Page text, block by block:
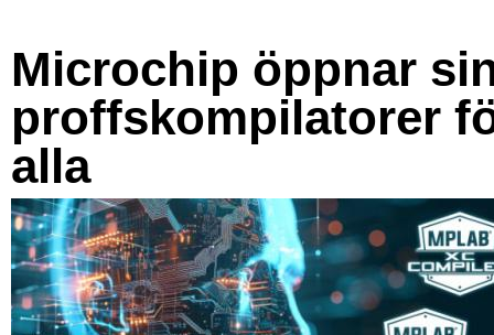
Microchip öppnar
proffskompilatorer
alla